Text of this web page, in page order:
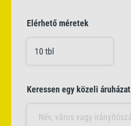
Elérhető méretek
10 tbl
Keressen egy közeli áruházat